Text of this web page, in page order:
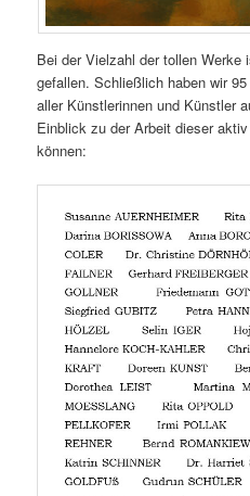
Bei der Vielzahl der tollen
gefallen. Schließlich haben wir
aller Künstlerinnen und Künstler
Einblick zu der Arbeit dieser
können: